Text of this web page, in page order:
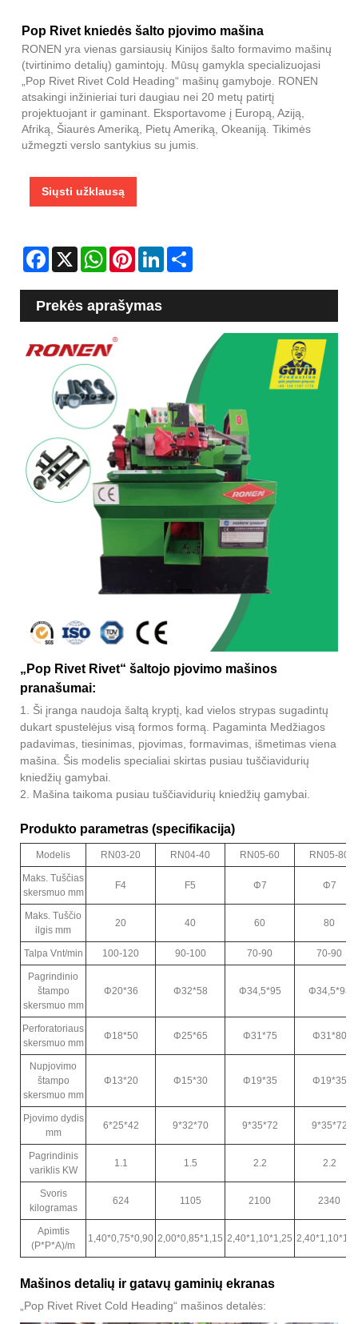
Pop Rivet kniedės šalto pjovimo mašina
RONEN yra vienas garsiausių Kinijos šalto formavimo mašinų
(tvirtinimo detalių) gamintojų. Mūsų gamykla specializuojasi
„Pop Rivet Rivet Cold Heading“ mašinų gamyboje. RONEN
atsakingi inžinieriai turi daugiau nei 20 metų patirtį
projektuojant ir gaminant. Eksportavome į Europą, Aziją,
Afriką, Šiaurės Ameriką, Pietų Ameriką, Okeaniją. Tikimės
užmegzti verslo santykius su jumis.
Siųsti užklausą
Facebook
X WhatsAppPinterestLinkedIn
Prekės aprašymas
„Pop Rivet Rivet“ šaltojo pjovimo mašinos
pranašumai:
1. Ši įranga naudoja šaltą kryptį, kad vielos strypas sugadintų
dukart spustelėjus visą formos formą. Pagaminta Medžiagos
padavimas, tiesinimas, pjovimas, formavimas, išmetimas viena
mašina. Šis modelis specialiai skirtas pusiau tuščiavidurių
kniedžių gamybai.
2. Mašina taikoma pusiau tuščiavidurių kniedžių gamybai.
Produkto parametras (specifikacija)
Modelis RN03-20 RN04-40 RN05-60 RN05-80
Maks. Tuščias
skersmuo mm
F4 F5 Φ7 Φ7
Maks. Tuščio
ilgis mm
20 40 60 80
Talpa Vnt/min 100-120 90-100 70-90 70-90
Pagrindinio
štampo
skersmuo mm
Φ20*36 Φ32*58 Φ34,5*95 Φ34,5*98
Perforatoriaus
skersmuo mm
Φ18*50 Φ25*65 Φ31*75 Φ31*80
Nupjovimo
štampo
skersmuo mm
Φ13*20 Φ15*30 Φ19*35 Φ19*35
Pjovimo dydis
mm
6*25*42 9*32*70 9*35*72 9*35*72
Pagrindinis
variklis KW
1.1 1.5 2.2 2.2
Svoris
kilogramas
624 1105 2100 2340
Apimtis
(P*P*A)/m
1,40*0,75*0,90 2,00*0,85*1,15 2,40*1,10*1,25
Mašinos detalių ir gatavų gaminių ekranas
„Pop Rivet Rivet Cold Heading“ mašinos detalės: